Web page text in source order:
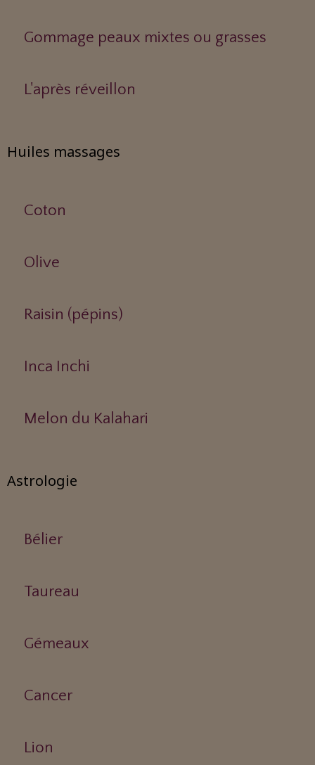
Gommage peaux mixtes ou grasses
L'après réveillon
Huiles massages
Coton
Olive
Raisin (pépins)
Inca Inchi
Melon du Kalahari
Astrologie
Bélier
Taureau
Gémeaux
Cancer
Lion